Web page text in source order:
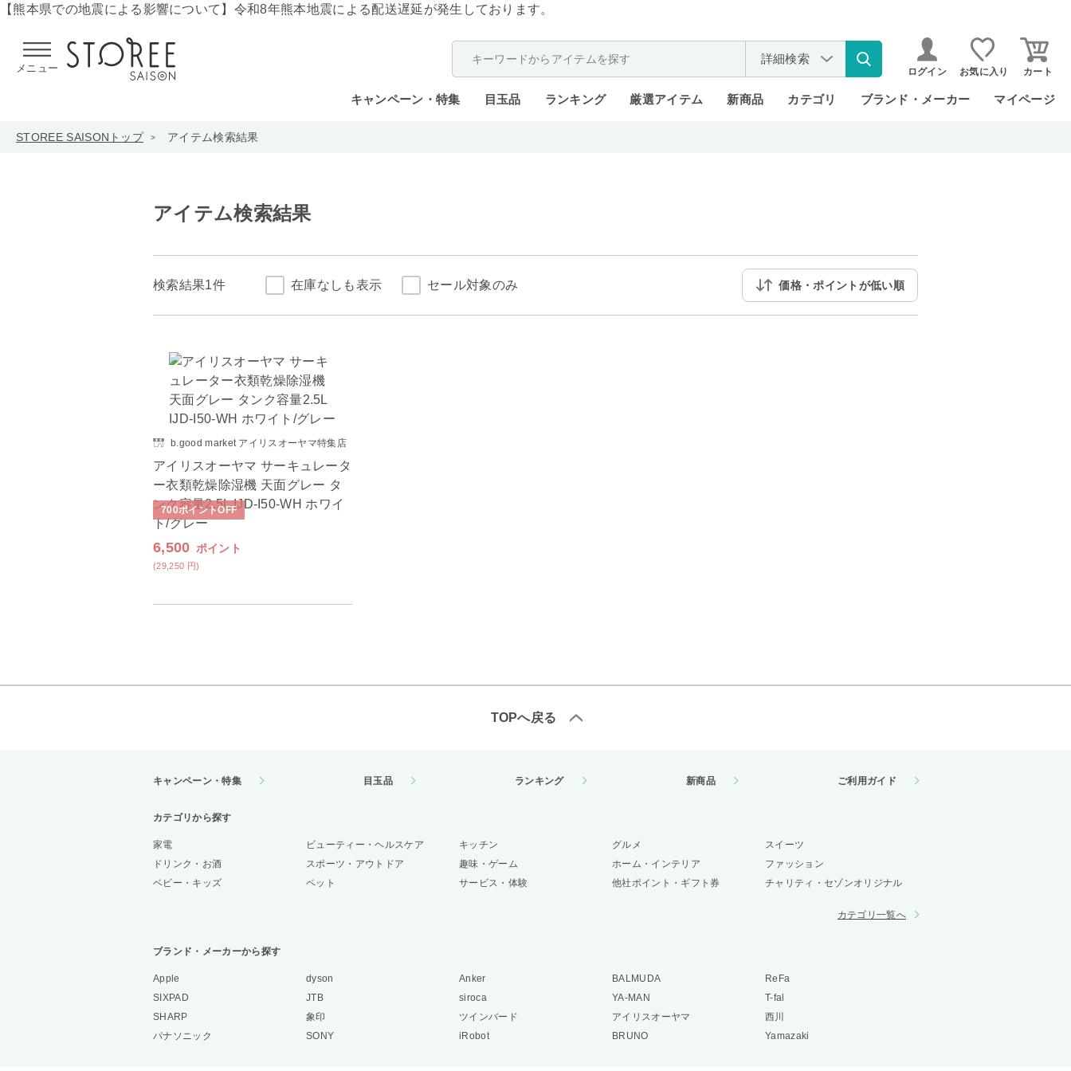
【熊本県での地震による影響について】 令和8年熊本地震による配送遅延が発生しております。
メニュー
詳細検索
ログイン お気に入り カート
キャンペーン・特集 目玉品 ランキング 厳選アイテム 新商品 カテゴリ ブランド・メーカー マイページ
STOREE SAISONトップ アイテム検索結果
アイテム検索結果
検索結果1件 在庫なしも表示 セール対象のみ 価格・ポイントが低い順
b.good market アイリスオーヤマ特集店
アイリスオーヤマ サーキュレータ
ー衣類乾燥除湿機 天面グレー タ
ンク容量2.5L IJD-I50-WH ホワイ
ト/グレー
6,500 ポイント
(29,250 円)
700ポイントOFF
TOPへ戻る
キャンペーン・特集 目玉品 ランキング 新商品 ご利用ガイド
カテゴリから探す
家電 ビューティー・ヘルスケア キッチン グルメ
スイーツ
ドリンク・お酒
スポーツ・アウトドア 趣味・ゲーム ホーム・インテリア
ファッション
ベビー・キッズ
ペット サービス・体験 他社ポイント・ギフト券 チャリティ・セゾンオリジナル
カテゴリ一覧へ
ブランド・メーカーから探す
Apple dyson Anker BALMUDA
ReFa
SIXPAD
JTB siroca YA-MAN
T-fal
SHARP
象印 ツインバード アイリスオーヤマ
西川
パナソニック
SONY iRobot BRUNO Yamazaki